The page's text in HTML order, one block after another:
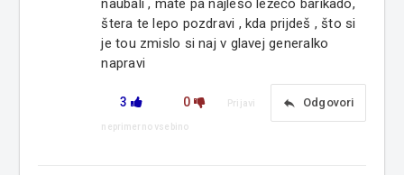
naubali , mate pa najlešo ležečo barikado,
štera te lepo pozdravi , kda prijdeš , što si
je tou zmislo si naj v glavej generalko
napravi
3 0 reply Odgovori
Prijavi
neprimerno vsebino